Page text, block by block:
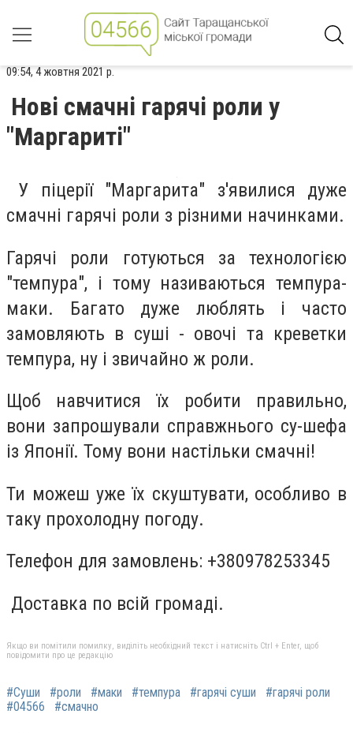
09:54, 4 жовтня 2021 р.
Нові смачні гарячі роли у
"Маргариті"
У піцерії "Маргарита" з'явилися дуже
смачні гарячі роли з різними начинками.
Гарячі роли готуються за технологією
"темпура", і тому називаються темпура-
маки. Багато дуже люблять і часто
замовляють в суші - овочі та креветки
темпура, ну і звичайно ж роли.
Щоб навчитися їх робити правильно,
вони запрошували справжнього су-шефа
із Японії. Тому вони настільки смачні!
Ти можеш уже їх скуштувати, особливо в
таку прохолодну погоду.
Телефон для замовлень: +380978253345
Доставка по всій громаді.
Якщо ви помітили помилку, виділіть необхідний текст і натисніть Ctrl + Enter, щоб
повідомити про це редакцію
#Суши #роли #маки #темпура #гарячі суши
#гарячі роли
#04566
#смачно